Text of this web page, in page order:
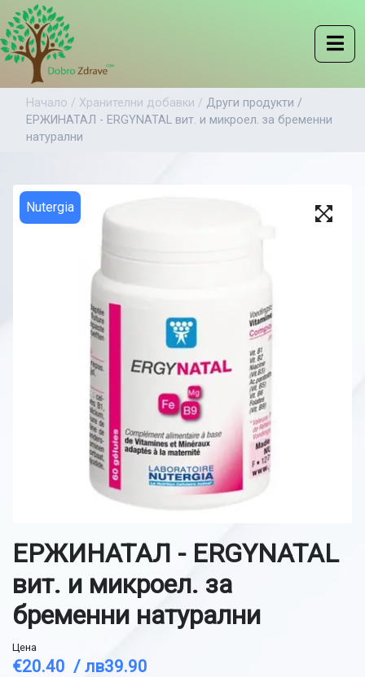
Начало / Хранителни добавки / Други продукти /
ЕРЖИНАТАЛ - ERGYNATAL вит. и микроел. за бременни
натурални
Nutergia
ЕРЖИНАТАЛ - ERGYNATAL
вит. и микроел. за
бременни натурални
Цена
€20.40 / лв39.90